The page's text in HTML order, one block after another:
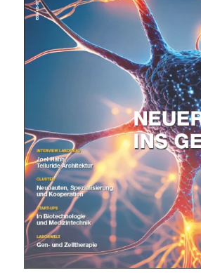
Mit dem |transkript-
jede Woche aktuell
E-